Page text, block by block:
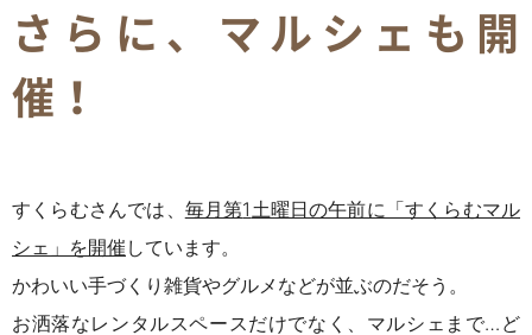
さらに、マルシェも開
催！
すくらむさんでは、 毎月第1土曜日の午前に「すくらむマル
シェ」を開催 しています。
かわいい手づくり雑貨やグルメなどが並ぶのだそう。
お洒落なレンタルスペースだけでなく、マルシェまで…ど